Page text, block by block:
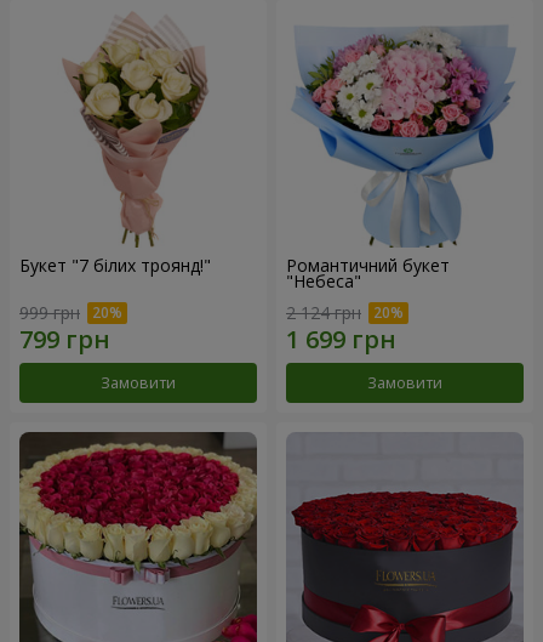
Букет "7 білих троянд!"
999 грн
Замовити
Романтичний букет
"Небеса"
2 124 грн
Замовити